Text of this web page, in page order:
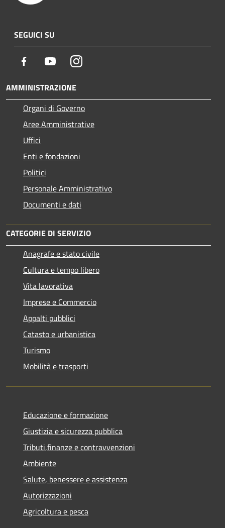
SEGUICI SU
Facebook YoutubeInstagram
AMMINISTRAZIONE
Organi di Governo
Aree Amministrative
Uffici
Enti e fondazioni
Politici
Personale Amministrativo
Documenti e dati
CATEGORIE DI SERVIZIO
Anagrafe e stato civile
Cultura e tempo libero
Vita lavorativa
Imprese e Commercio
Appalti pubblici
Catasto e urbanistica
Turismo
Mobilità e trasporti
Educazione e formazione
Giustizia e sicurezza pubblica
Tributi,finanze e contravvenzioni
Ambiente
Salute, benessere e assistenza
Autorizzazioni
Agricoltura e pesca